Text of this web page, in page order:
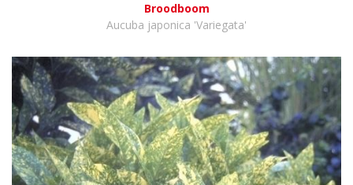
Broodboom
Aucuba japonica 'Variegata'